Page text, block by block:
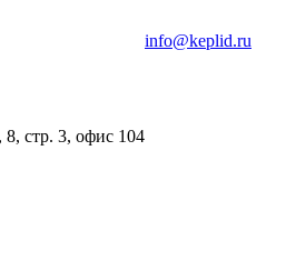
стр. 3, офис 104
info@keplid.ru